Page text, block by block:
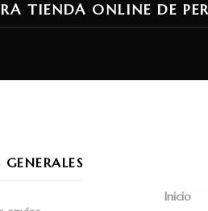
TIENDA ONLINE DE
Inicio